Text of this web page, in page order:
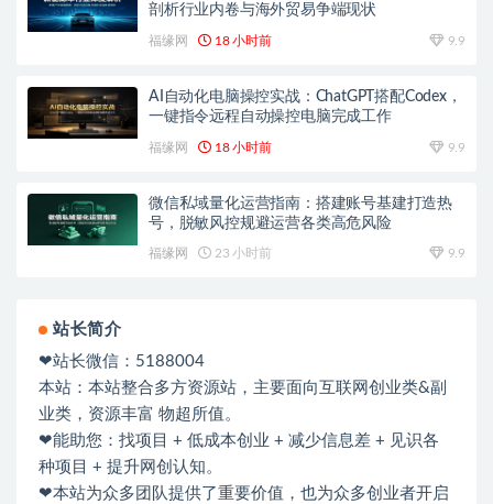
剖析行业内卷与海外贸易争端现状
福缘网 18 小时前 9.9
AI自动化电脑操控实战：ChatGPT搭配Codex，
一键指令远程自动操控电脑完成工作
福缘网 18 小时前 9.9
微信私域量化运营指南：搭建账号基建打造热
号，脱敏风控规避运营各类高危风险
福缘网 23 小时前 9.9
站长简介
❤站长微信：5188004
本站：本站整合多方资源站，主要面向互联网创业类&副
业类，资源丰富 物超所值。
❤能助您：找项目 + 低成本创业 + 减少信息差 + 见识各
种项目 + 提升网创认知。
❤本站为众多团队提供了重要价值，也为众多创业者开启